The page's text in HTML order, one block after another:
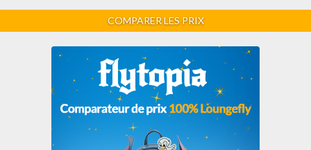
COMPARER LES PRIX